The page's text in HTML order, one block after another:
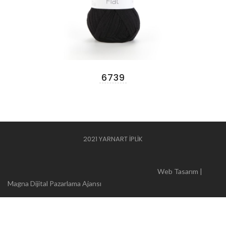
6739
2021 YARNART İPLİK
Web Tasarım |
Magna Dijital Pazarlama Ajansı